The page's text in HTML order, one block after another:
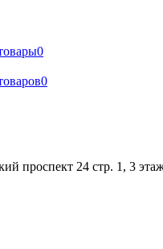
0
0
проспект 24 стр. 1, 3